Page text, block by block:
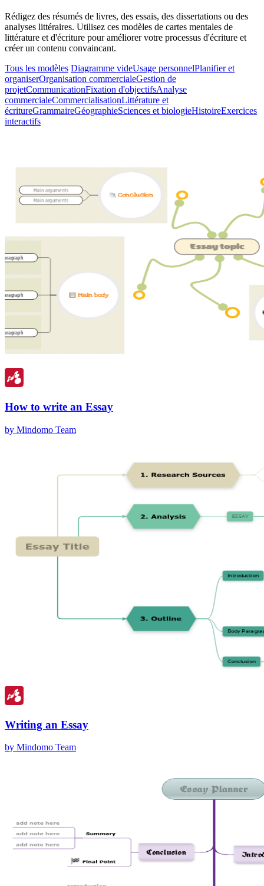
Rédigez des résumés de livres, des essais, des dissertations ou des
analyses littéraires. Utilisez ces modèles de cartes mentales de
littérature et d'écriture pour améliorer votre processus d'écriture et
créer un contenu convaincant.
Tous les modèles Diagramme videUsage personnelPlanifier et
organiserOrganisation commercialeGestion de
projetCommunicationFixation d'objectifsAnalyse
commercialeCommercialisationLittérature et
écritureGrammaireGéographieSciences et biologieHistoireExercices
interactifs
How to write an Essay
by Mindomo Team
Writing an Essay
by Mindomo Team